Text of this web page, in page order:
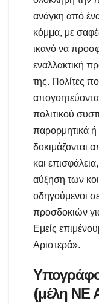
ανάγκη από
κόμμα, με
ικανό να
εναλλακτική
της. Πολίτες
πολιτικού
παρορμητικά
δοκιμάζονται
και
αύξηση των
οδηγούμενοι
προσδοκιών
Εμείς
Αριστερά».
(μέλη ΝΕ